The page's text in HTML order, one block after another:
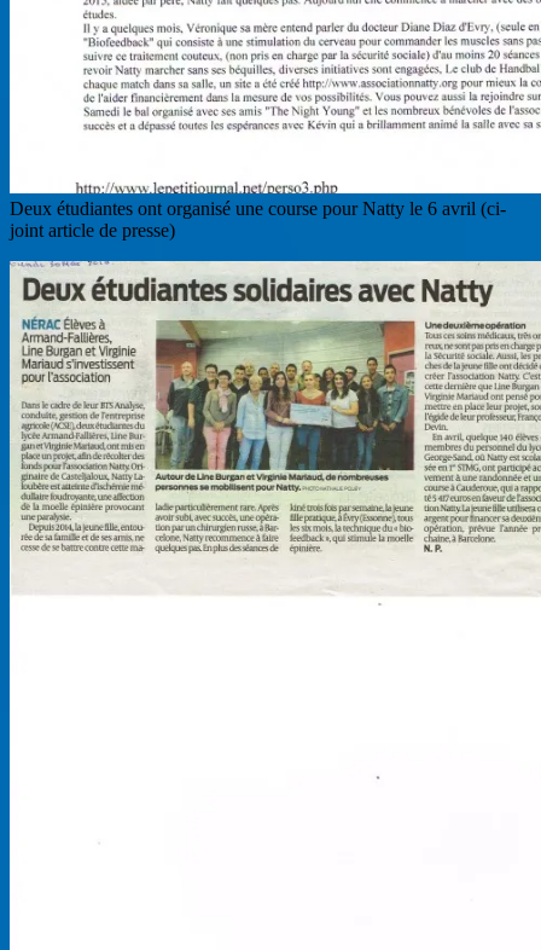
Deux étudiantes ont organisé une course pour Natty le 6 avril (ci-
joint article de presse)